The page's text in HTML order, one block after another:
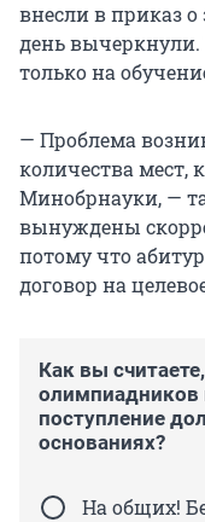
внесли в приказ
день вычеркнули.
только на
— Проблема
количества
Минобрнауки, —
вынуждены
потому что
договор на
Как вы
олимпиадников
поступление
основаниях?
На общих!